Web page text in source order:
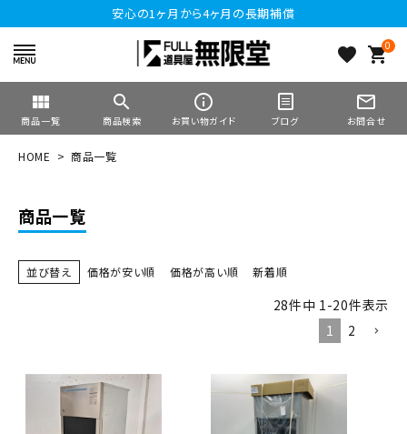
安心の1ヶ月から4ヶ月の長期補償
favorite 0
shopping_cart
view_module
商品一覧
search
商品検索
info_outline
お買い物ガイド ブログ
mail_outline
お問合せ
HOME 商品一覧
商品一覧
並び替え 価格が安い順 価格が高い順 新着順
28件中 1-20件表示
1
2